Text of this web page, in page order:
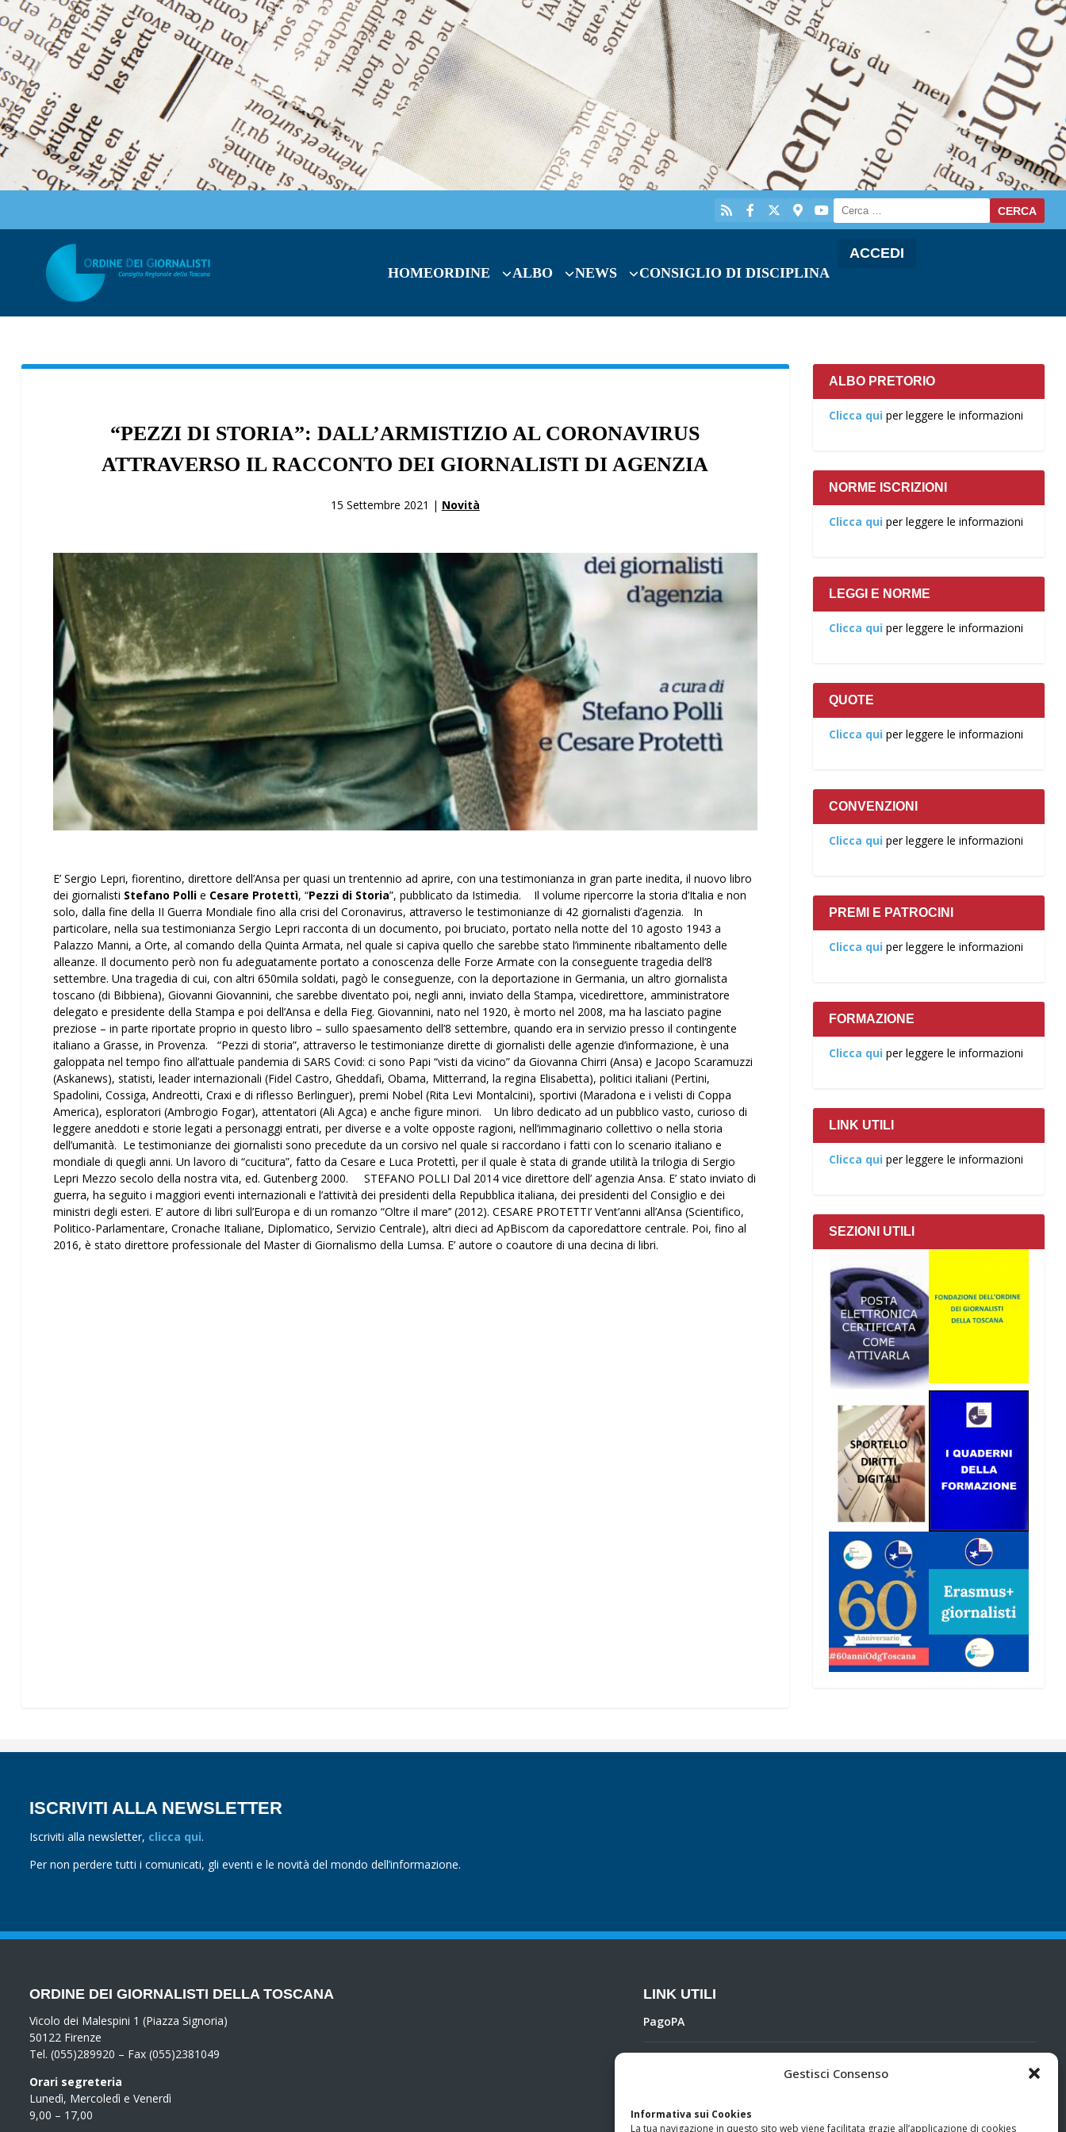
Gestisci Consenso
Informativa sui Cookies
La tua navigazione in questo sito web viene facilitata grazie all’applicazione di cookies
HOMEORDINE ALBO NEWS CONSIGLIO DI DISCIPLINA
ACCEDI
“PEZZI DI STORIA”: DALL’ARMISTIZIO AL CORONAVIRUS
ATTRAVERSO IL RACCONTO DEI GIORNALISTI DI AGENZIA
15 Settembre 2021 | Novità
E’ Sergio Lepri, fiorentino, direttore dell’Ansa per quasi un trentennio ad aprire, con una testimonianza in gran parte inedita, il nuovo libro
dei giornalisti Stefano Polli e Cesare Protettì, “Pezzi di Storia”, pubblicato da Istimedia. Il volume ripercorre la storia d’Italia e non
solo, dalla fine della II Guerra Mondiale fino alla crisi del Coronavirus, attraverso le testimonianze di 42 giornalisti d’agenzia. In
particolare, nella sua testimonianza Sergio Lepri racconta di un documento, poi bruciato, portato nella notte del 10 agosto 1943 a
Palazzo Manni, a Orte, al comando della Quinta Armata, nel quale si capiva quello che sarebbe stato l’imminente ribaltamento delle
alleanze. Il documento però non fu adeguatamente portato a conoscenza delle Forze Armate con la conseguente tragedia dell’8
settembre. Una tragedia di cui, con altri 650mila soldati, pagò le conseguenze, con la deportazione in Germania, un altro giornalista
toscano (di Bibbiena), Giovanni Giovannini, che sarebbe diventato poi, negli anni, inviato della Stampa, vicedirettore, amministratore
delegato e presidente della Stampa e poi dell’Ansa e della Fieg. Giovannini, nato nel 1920, è morto nel 2008, ma ha lasciato pagine
preziose – in parte riportate proprio in questo libro – sullo spaesamento dell’8 settembre, quando era in servizio presso il contingente
italiano a Grasse, in Provenza. “Pezzi di storia”, attraverso le testimonianze dirette di giornalisti delle agenzie d’informazione, è una
galoppata nel tempo fino all’attuale pandemia di SARS Covid: ci sono Papi “visti da vicino” da Giovanna Chirri (Ansa) e Jacopo Scaramuzzi
(Askanews), statisti, leader internazionali (Fidel Castro, Gheddafi, Obama, Mitterrand, la regina Elisabetta), politici italiani (Pertini,
Spadolini, Cossiga, Andreotti, Craxi e di riflesso Berlinguer), premi Nobel (Rita Levi Montalcini), sportivi (Maradona e i velisti di Coppa
America), esploratori (Ambrogio Fogar), attentatori (Ali Agca) e anche figure minori. Un libro dedicato ad un pubblico vasto, curioso di
leggere aneddoti e storie legati a personaggi entrati, per diverse e a volte opposte ragioni, nell’immaginario collettivo o nella storia
dell’umanità. Le testimonianze dei giornalisti sono precedute da un corsivo nel quale si raccordano i fatti con lo scenario italiano e
mondiale di quegli anni. Un lavoro di “cucitura”, fatto da Cesare e Luca Protettì, per il quale è stata di grande utilità la trilogia di Sergio
Lepri Mezzo secolo della nostra vita, ed. Gutenberg 2000. STEFANO POLLI Dal 2014 vice direttore dell’ agenzia Ansa. E’ stato inviato di
guerra, ha seguito i maggiori eventi internazionali e l’attività dei presidenti della Repubblica italiana, dei presidenti del Consiglio e dei
ministri degli esteri. E’ autore di libri sull’Europa e di un romanzo “Oltre il mare’’ (2012). CESARE PROTETTI’ Vent’anni all’Ansa (Scientifico,
Politico-Parlamentare, Cronache Italiane, Diplomatico, Servizio Centrale), altri dieci ad ApBiscom da caporedattore centrale. Poi, fino al
2016, è stato direttore professionale del Master di Giornalismo della Lumsa. E’ autore o coautore di una decina di libri.
ALBO PRETORIO
Clicca qui per leggere le informazioni
NORME ISCRIZIONI
Clicca qui per leggere le informazioni
LEGGI E NORME
Clicca qui per leggere le informazioni
QUOTE
Clicca qui per leggere le informazioni
CONVENZIONI
Clicca qui per leggere le informazioni
PREMI E PATROCINI
Clicca qui per leggere le informazioni
FORMAZIONE
Clicca qui per leggere le informazioni
LINK UTILI
Clicca qui per leggere le informazioni
SEZIONI UTILI
ISCRIVITI ALLA NEWSLETTER
Iscriviti alla newsletter, clicca qui.
Per non perdere tutti i comunicati, gli eventi e le novità del mondo dell’informazione.
ORDINE DEI GIORNALISTI DELLA TOSCANA
Vicolo dei Malespini 1 (Piazza Signoria)
50122 Firenze
Tel. (055)289920 – Fax (055)2381049
Orari segreteria
Lunedì, Mercoledì e Venerdì
9,00 – 17,00
LINK UTILI
PagoPA